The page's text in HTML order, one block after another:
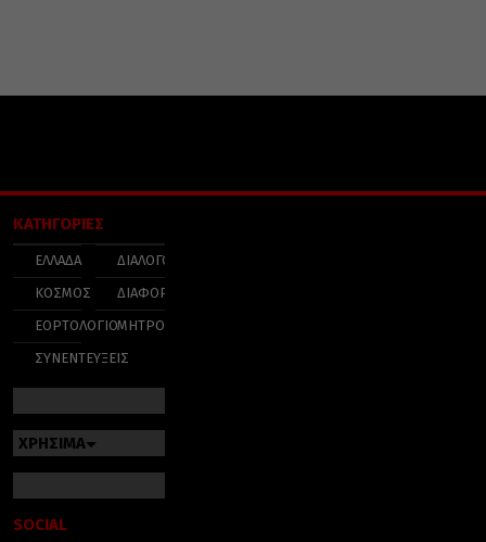
ΚΑΤΗΓΟΡΙΕΣ
ΕΛΛΑΔΑ
ΚΟΣΜΟΣ
ΕΟΡΤΟΛΟΓΙΟ
ΣΥΝΕΝΤΕΥΞΕΙΣ
ΔΙΑΛΟΓΟΣ
ΔΙΑΦΟΡΑ
ΜΗΤΡΟΠΟΛΕΙΣ
ΧΡΗΣΙΜΑ
SOCIAL